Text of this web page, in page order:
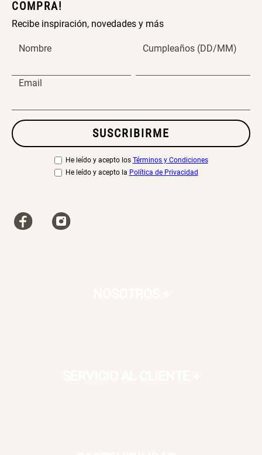
COMPRA!
Recibe inspiración, novedades y más
Nombre Cumpleaños (DD/MM)
Email
SUSCRIBIRME
He leído y acepto los Términos y Condiciones
He leído y acepto la Política de Privacidad